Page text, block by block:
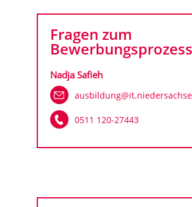
Fragen zum
Nadja Safieh
0511 120-27443